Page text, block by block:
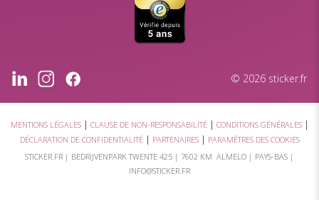
© 2026 sticker.fr
MENTIONS LÉGALES| CLAUSE DE NON-RESPONSABILITÉ| CONDITIONS GÉNÉRALES|
DÉCLARATION DE CONFIDENTIALITÉ| PARTENAIRES| PARAMÈTRES DES COOKIES
STICKER.FR | BEDRIJVENPARK TWENTE 425 | 7602 KM ALMELO | PAYS-BAS |
INFO@STICKER.FR